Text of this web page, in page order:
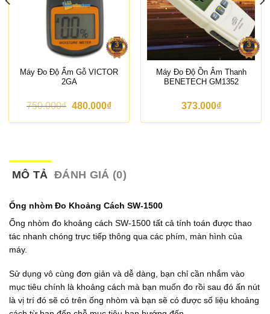
Máy Đo Độ Ẩm Gỗ VICTOR
2GA
750.000₫ G
á
à
5
0
.
0
480.000₫G
á
ạ
l
à
:
8
0
0
₫
Máy Đo Độ Ồn Âm Thanh
BENETECH GM1352
373.000₫
MÔ TẢ ĐÁNH GIÁ (0)
Ống nhòm Đo Khoảng Cách SW-1500
Ống nhòm đo khoảng cách SW-1500 tất cả tính toán được thao
tác nhanh chóng trực tiếp thông qua các phím, màn hình của
máy.
Sử dụng vô cùng đơn giản và dễ dàng, bạn chỉ cần nhắm vào
mục tiêu chính là khoảng cách mà bạn muốn đo rồi sau đó ấn nút
là vị trí đó sẽ có trên ống nhòm và bạn sẽ có được số liệu khoảng